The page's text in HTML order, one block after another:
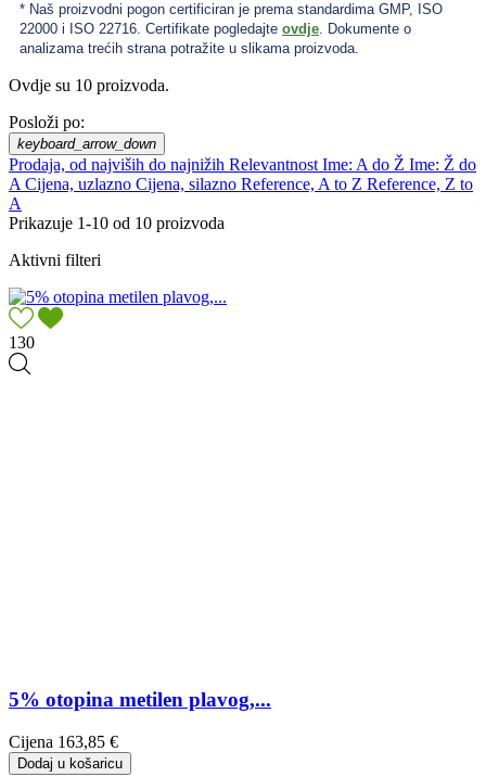
* Naš proizvodni pogon certificiran je prema standardima GMP, ISO
22000 i ISO 22716. Certifikate pogledajte ovdje. Dokumente o
analizama trećih strana potražite u slikama proizvoda.
Ovdje su 10 proizvoda.
Posloži po:
keyboard_arrow_down
Prodaja, od najviših do najnižih Relevantnost Ime: A do Ž Ime: Ž do
A Cijena, uzlazno Cijena, silazno Reference, A to Z Reference, Z to
A
Prikazuje 1-10 od 10 proizvoda
Aktivni filteri
130
5% otopina metilen plavog,...
Cijena 163,85 €
Dodaj u košaricu